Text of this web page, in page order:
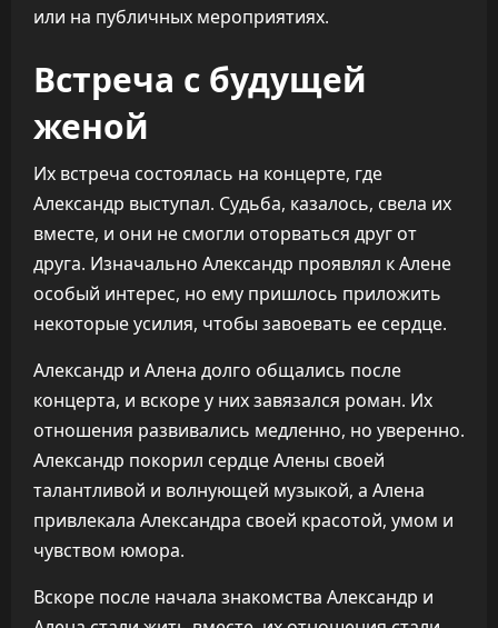
или на публичных мероприятиях.
Встреча с будущей
женой
Их встреча состоялась на концерте, где
Александр выступал. Судьба, казалось, свела их
вместе, и они не смогли оторваться друг от
друга. Изначально Александр проявлял к Алене
особый интерес, но ему пришлось приложить
некоторые усилия, чтобы завоевать ее сердце.
Александр и Алена долго общались после
концерта, и вскоре у них завязался роман. Их
отношения развивались медленно, но уверенно.
Александр покорил сердце Алены своей
талантливой и волнующей музыкой, а Алена
привлекала Александра своей красотой, умом и
чувством юмора.
Вскоре после начала знакомства Александр и